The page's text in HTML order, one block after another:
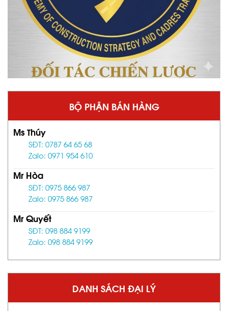
BỘ PHẬN BÁN HÀNG
Ms Thúy
SĐT: 0787 64 65 68
Zalo: 0971 954 610
Mr Hòa
SĐT: 0975 866 987
Zalo: 0975 866 987
Mr Quyết
SĐT: 098 884 9199
Zalo: 098 884 9199
DANH SÁCH ĐẠI LÝ